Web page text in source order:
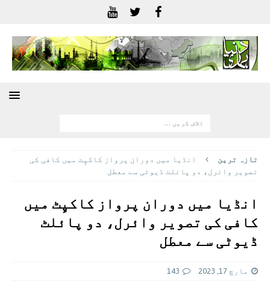
تازہ ترين
انڈیا میں دوران پرواز کاکپِٹ میں کافی کی
تصویر وائرل، دو پائلٹ ڈیوٹی سے معطل
انڈیا میں دوران پرواز کاکپِٹ میں
کافی کی تصویر وائرل، دو پائلٹ
ڈیوٹی سے معطل
مارچ 17, 2023 143